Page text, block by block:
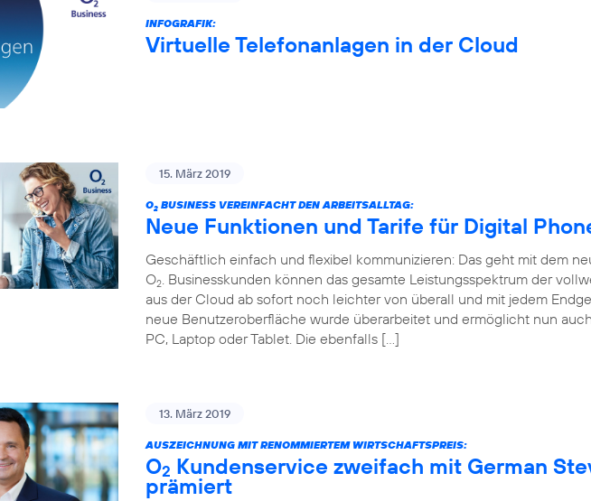
INFOGRAFIK:
Virtuelle Telefonanlagen in der Cloud
15. März 2019
O2 BUSINESS VEREINFACHT DEN ARBEITSALLTAG:
Neue Funktionen und Tarife für Digital
Geschäftlich einfach und flexibel kommunizieren: Das geht mit dem
O2 . Businesskunden können das gesamte Leistungsspektrum der
aus der Cloud ab sofort noch leichter von überall und mit jedem
neue Benutzeroberfläche wurde überarbeitet und ermöglicht nun
PC, Laptop oder Tablet. Die ebenfalls […]
13. März 2019
AUSZEICHNUNG MIT RENOMMIERTEM WIRTSCHAFTSPREIS:
O2 Kundenservice zweifach mit German
prämiert